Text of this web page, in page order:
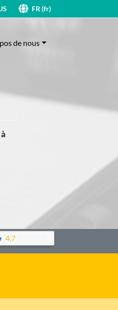
FR (fr)
de nous
4,7